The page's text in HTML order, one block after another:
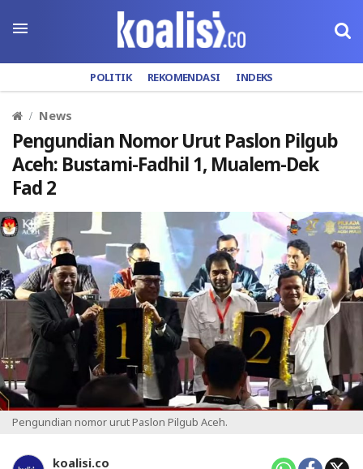
POLITIK REKOMENDASI INDEKS
News
Pengundian Nomor Urut Paslon Pilgub
Aceh: Bustami-Fadhil 1, Mualem-Dek
Fad 2
Pengundian nomor urut Paslon Pilgub Aceh.
koalisi.co